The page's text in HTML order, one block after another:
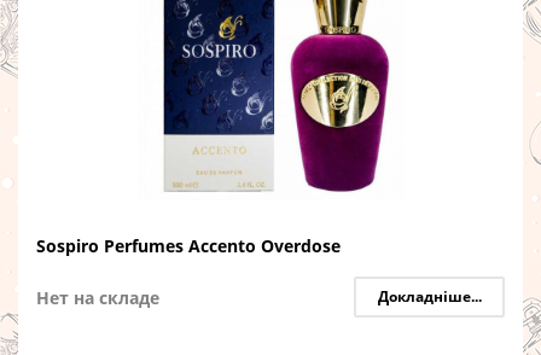
Sospiro Perfumes Accento Overdose
Нет на складе Докладніше...